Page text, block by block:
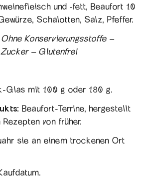
und -fett, Beaufort 10
Schalotten, Salz, Pfeffer.
Konservierungsstoffe –
– Glutenfrei
Glas mit 100 g oder 180 g.
Beaufort-Terrine, hergestellt
von früher.
sie an einem trockenen Ort